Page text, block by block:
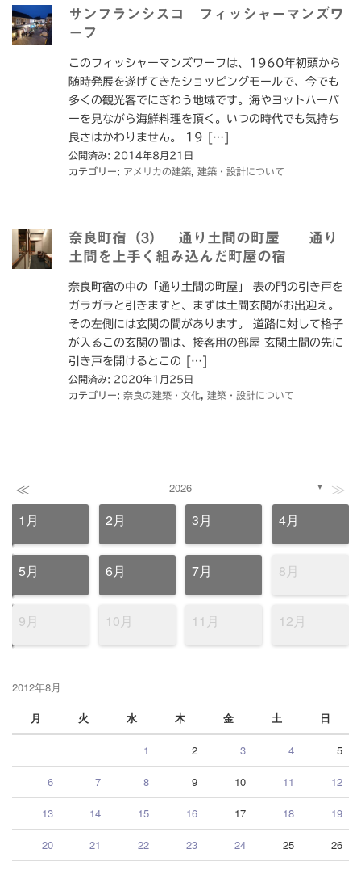
サンフランシスコ フィッシャーマンズワ
ーフ
このフィッシャーマンズワーフは、1960年初頭から
随時発展を遂げてきたショッピングモールで、今でも
多くの観光客でにぎわう地域です。海やヨットハーバ
ーを見ながら海鮮料理を頂く。いつの時代でも気持ち
良さはかわりません。 19 […]
公開済み: 2014年8月21日
カテゴリー: アメリカの建築 建築・設計について
奈良町宿（3） 通り土間の町屋 通り
土間を上手く組み込んだ町屋の宿
奈良町宿の中の「通り土間の町屋」 表の門の引き戸を
ガラガラと引きますと、まずは土間玄関がお出迎え。
その左側には玄関の間があります。 道路に対して格子
が入るこの玄関の間は、接客用の部屋 玄関土間の先に
引き戸を開けるとこの […]
公開済み: 2020年1月25日
カテゴリー: 奈良の建築・文化 建築・設計について
≪ 2026 ▼ ≫
1月 2月 3月 4月
5月 6月 7月 8月
9月 10月 11月 12月
2012年8月
月
火 水 木 金 土 日
1 2 3 4 5
6 7 8 9 10 11 12
13 14 15 16 17 18 19
20 21 22 23 24 25 26